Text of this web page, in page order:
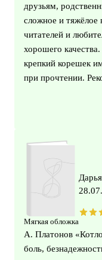
друзьям,
сложное и тяжёлое
читателей и
хорошего
крепкий корешек
при прочтении.
Мягкая обложка
Дарья
А. Платонов
боль,